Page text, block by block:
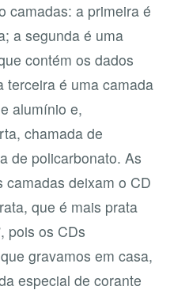
camadas: a primeira é
a segunda é uma
contém os dados
terceira é uma camada
alumínio e,
chamada de
de policarbonato. As
camadas deixam o CD
que é mais prata
pois os CDs
gravamos em casa,
especial de corante